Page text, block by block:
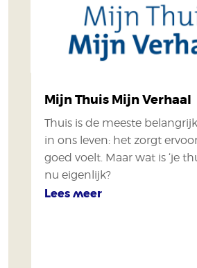
Mijn Thuis Mijn Verhaal
Thuis is de meeste
in ons leven: het zorgt
goed voelt. Maar wat is ‘je
nu eigenlijk?
Lees meer